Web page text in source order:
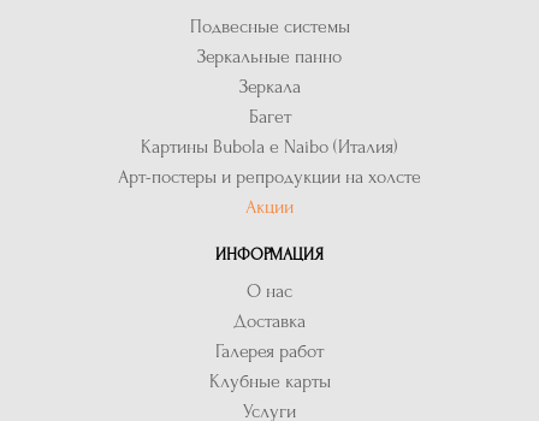
Подвесные системы
Зеркальные панно
Зеркала
Багет
Картины Bubola e Naibo (Италия)
Арт-постеры и репродукции на холсте
Акции
ИНФОРМАЦИЯ
О нас
Доставка
Галерея работ
Клубные карты
Услуги